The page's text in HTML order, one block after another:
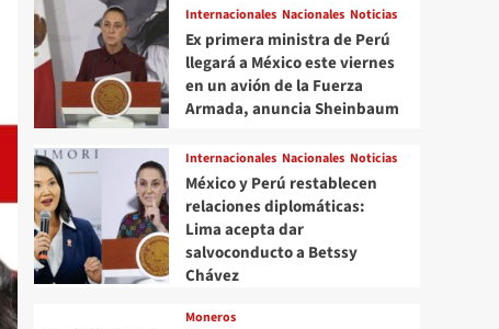
Internacionales Nacionales Noticias
Ex primera ministra de Perú
llegará a México este viernes
en un avión de la Fuerza
Armada, anuncia Sheinbaum
Internacionales Nacionales Noticias
México y Perú restablecen
relaciones diplomáticas:
Lima acepta dar
salvoconducto a Betssy
Chávez
Moneros